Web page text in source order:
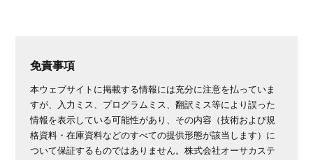
免責事項
本ウェブサイトに掲載する情報には充分に注意を払っていま
すが、入力ミス、プログラムミス、翻訳ミス等により誤った
情報を表示している可能性があり、その内容（技術および規
格資料・在庫資料などのすべての提供形態が該当します）に
ついて保証するものではありません。株式会社オーサカステ